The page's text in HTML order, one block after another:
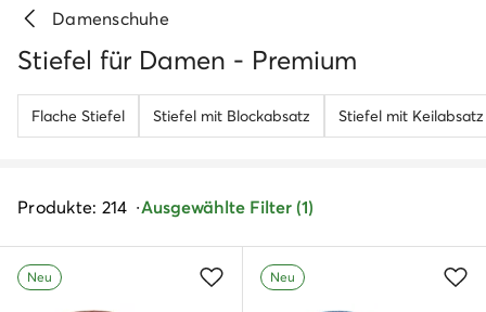
Damenschuhe
Stiefel für Damen - Premium
Flache Stiefel Stiefel mit Blockabsatz Stiefel mit Keilabsatz
Produkte: 214 Ausgewählte Filter (1)
Neu Neu